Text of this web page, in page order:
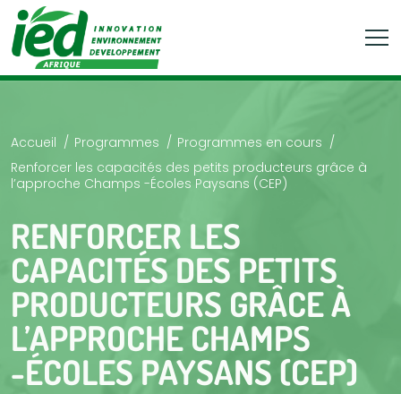
Accueil Programmes
Programmes en cours
Renforcer les capacités des petits producteurs grâce à
l’approche Champs -Écoles Paysans (CEP)
RENFORCER LES
CAPACITÉS DES PETITS
PRODUCTEURS GRÂCE À
L’APPROCHE CHAMPS
-ÉCOLES PAYSANS (CEP)